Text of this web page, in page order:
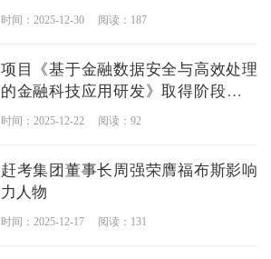
时间：2025-12-30 阅读：187
项目《基于金融数据安全与高效处理
的金融科技应用研发》取得阶段性突
破
时间：2025-12-22 阅读：92
赶考集团董事长周强荣膺福布斯影响
力人物
时间：2025-12-17 阅读：131